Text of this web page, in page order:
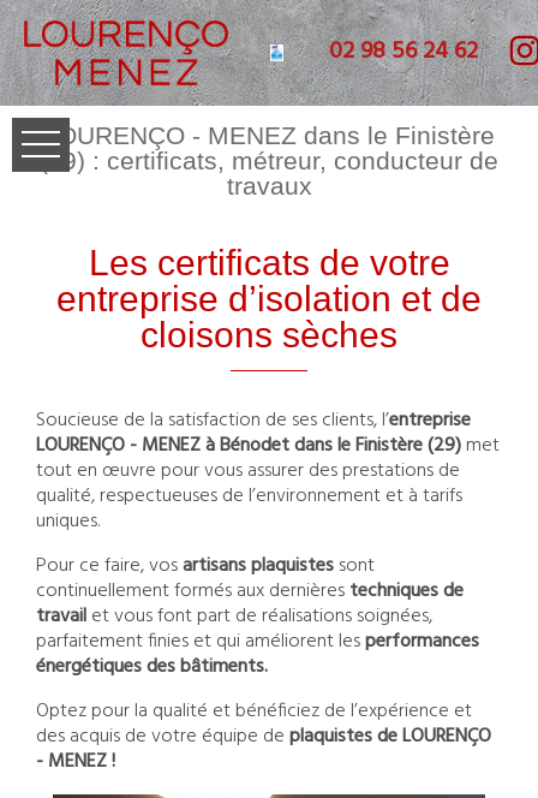
02 98 56 24 62
LOURENÇO - MENEZ dans le Finistère
(29) : certificats, métreur, conducteur de
travaux
Les certificats de votre
entreprise d’isolation et de
cloisons sèches
Soucieuse de la satisfaction de ses clients, l’entreprise
LOURENÇO - MENEZ à Bénodet dans le Finistère (29)met
tout en œuvre pour vous assurer des prestations de
qualité, respectueuses de l’environnement et à tarifs
uniques.
Pour ce faire, vosartisans plaquistessont
continuellement formés aux dernièrestechniques de
travailet vous font part de réalisations soignées,
parfaitement finies et qui améliorent lesperformances
énergétiques des bâtiments.
Optez pour la qualité et bénéficiez de l’expérience et
des acquis de votre équipe deplaquistes de LOURENÇO
- MENEZ !